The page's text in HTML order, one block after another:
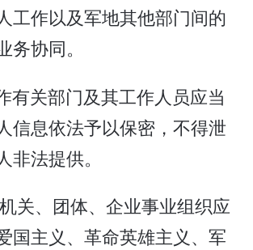
工作以及军地其他部门间的
协同。
有关部门及其工作人员应当
信息依法予以保密，不得泄
非法提供。
关、团体、企业事业组织应
国主义、革命英雄主义、军